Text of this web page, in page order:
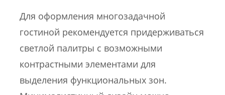
Для оформления многозадачной
гостиной рекомендуется придерживаться
светлой палитры с возможными
контрастными элементами для
выделения функциональных зон.